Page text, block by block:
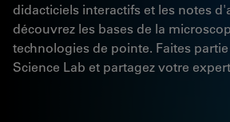
didacticiels interactifs et les notes
découvrez les bases de la
technologies de pointe. Faites
Science Lab et partagez votre